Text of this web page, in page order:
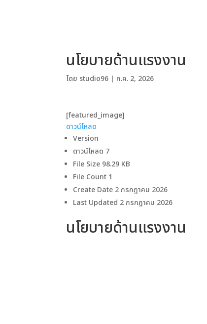
นโยบายด้านแรงงาน
โดย studio96 | ก.ค. 2, 2026
[featured_image]
ดาวน์โหลด
Version
ดาวน์โหลด 7
File Size 98.29 KB
File Count 1
Create Date 2 กรกฎาคม 2026
Last Updated 2 กรกฎาคม 2026
นโยบายด้านแรงงาน